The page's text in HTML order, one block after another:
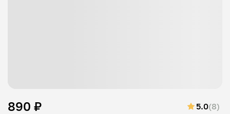
890 ₽ 5.0(8)